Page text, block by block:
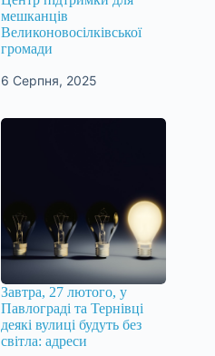
мешканців
Великоновосілківської
громади
6 Серпня, 2025
Завтра, 27 лютого, у
Павлограді та Тернівці
деякі вулиці будуть без
світла: адреси